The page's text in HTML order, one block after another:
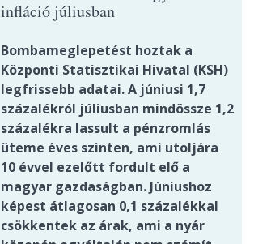
infláció júliusban
Bombameglepetést hoztak a
Központi Statisztikai Hivatal (KSH)
legfrissebb adatai. A júniusi 1,7
százalékról júliusban mindössze 1,2
százalékra lassult a pénzromlás
üteme éves szinten, ami utoljára
10 évvel ezelőtt fordult elő a
magyar gazdaságban. Júniushoz
képest átlagosan 0,1 százalékkal
csökkentek az árak, ami a nyár